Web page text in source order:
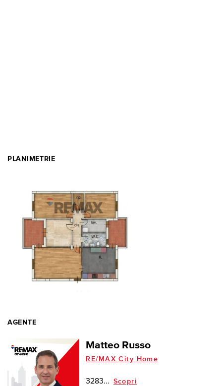
PLANIMETRIE
AGENTE
Matteo Russo
RE/MAX City Home
3283... Scopri